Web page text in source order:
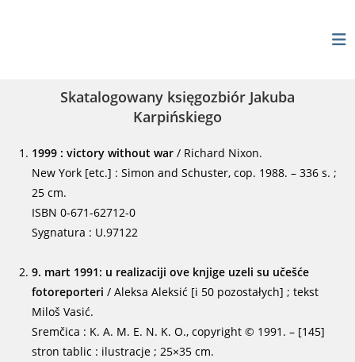
Skatalogowany księgozbiór Jakuba
Karpińskiego
1999 : victory without war / Richard Nixon.
New York [etc.] : Simon and Schuster, cop. 1988. – 336 s. ;
25 cm.
ISBN 0-671-62712-0
Sygnatura : U.97122
9. mart 1991: u realizaciji ove knjige uzeli su učešće
fotoreporteri / Aleksa Aleksić [i 50 pozostałych] ; tekst
Miloš Vasić.
Sremčica : K. A. M. E. N. K. O., copyright © 1991. – [145]
stron tablic : ilustracje ; 25×35 cm.